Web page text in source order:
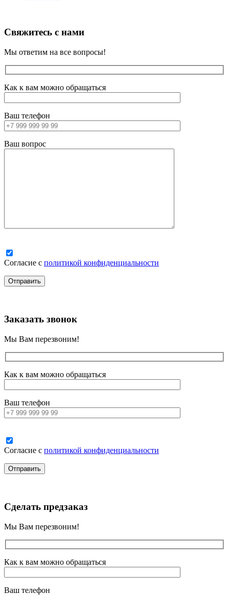
Свяжитесь с нами
Мы ответим на все вопросы!
Как к вам можно обращаться
Ваш телефон
Ваш вопрос
Согласие с политикой конфиденциальности
Заказать звонок
Мы Вам перезвоним!
Как к вам можно обращаться
Ваш телефон
Согласие с политикой конфиденциальности
Сделать предзаказ
Мы Вам перезвоним!
Как к вам можно обращаться
Ваш телефон